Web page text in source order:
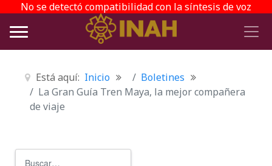
No se detectó compatibilidad con la síntesis de voz
Está aquí: Inicio
Boletines
La Gran Guía Tren Maya, la mejor compañera
de viaje